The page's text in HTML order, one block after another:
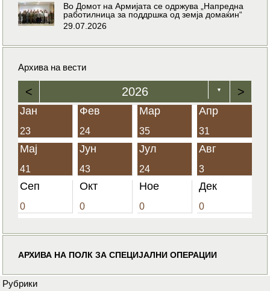
Во Домот на Армијата се одржува „Напредна
работилница за поддршка од земја домаќин“
29.07.2026
Архива на вести
< 2026 ▼ >
Јан
23
Фев
24
Мар
35
Апр
31
Мај
41
Јун
43
Јул
24
Авг
3
Сеп
0
Окт
0
Ное
0
Дек
0
АРХИВА НА ПОЛК ЗА СПЕЦИЈАЛНИ ОПЕРАЦИИ
Рубрики